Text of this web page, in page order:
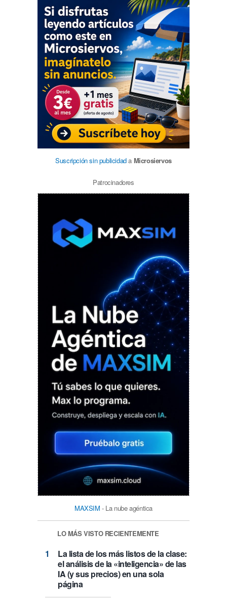
Suscripción sin publicidada Microsiervos
Patrocinadores
MAXSIM - La nube agéntica
LO MÁS VISTO RECIENTEMENTE
La lista de los más listos de la clase:
el análisis de la «inteligencia» de las
IA (y sus precios) en una sola
página